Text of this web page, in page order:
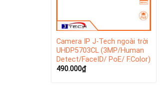
Camera IP J-Tech ngoài trời
UHDP5703CL (3MP/Human
Detect/FaceID/ PoE/ F.Color)
490.000₫